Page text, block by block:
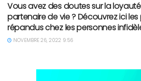
Vous avez des doutes sur la
partenaire de vie ? Découvrez ici
répandus chez les personnes
NOVEMBRE 26, 2022 9:56